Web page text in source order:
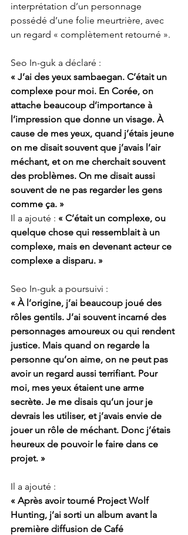
interprétation d’un personnage
possédé d’une folie meurtrière, avec
un regard « complètement retourné ».
Seo In-guk a déclaré :
« J’ai des yeux sambaegan. C’était un
complexe pour moi. En Corée, on
attache beaucoup d’importance à
l’impression que donne un visage. À
cause de mes yeux, quand j’étais jeune
on me disait souvent que j’avais l’air
méchant, et on me cherchait souvent
des problèmes. On me disait aussi
souvent de ne pas regarder les gens
comme ça. »
Il a ajouté : « C’était un complexe, ou
quelque chose qui ressemblait à un
complexe, mais en devenant acteur ce
complexe a disparu. »
Seo In-guk a poursuivi :
« À l’origine, j’ai beaucoup joué des
rôles gentils. J’ai souvent incarné des
personnages amoureux ou qui rendent
justice. Mais quand on regarde la
personne qu’on aime, on ne peut pas
avoir un regard aussi terrifiant. Pour
moi, mes yeux étaient une arme
secrète. Je me disais qu’un jour je
devrais les utiliser, et j’avais envie de
jouer un rôle de méchant. Donc j’étais
heureux de pouvoir le faire dans ce
projet. »
Il a ajouté :
« Après avoir tourné Project Wolf
Hunting, j’ai sorti un album avant la
première diffusion de Café